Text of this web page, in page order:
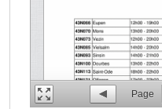
Page